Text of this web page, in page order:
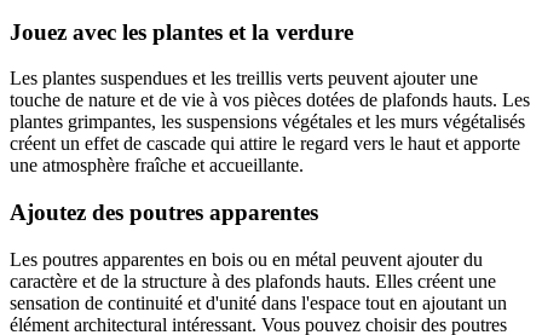
Jouez avec les plantes et la verdure
Les plantes suspendues et les treillis verts peuvent ajouter une
touche de nature et de vie à vos pièces dotées de plafonds hauts. Les
plantes grimpantes, les suspensions végétales et les murs végétalisés
créent un effet de cascade qui attire le regard vers le haut et apporte
une atmosphère fraîche et accueillante.
Ajoutez des poutres apparentes
Les poutres apparentes en bois ou en métal peuvent ajouter du
caractère et de la structure à des plafonds hauts. Elles créent une
sensation de continuité et d'unité dans l'espace tout en ajoutant un
élément architectural intéressant. Vous pouvez choisir des poutres